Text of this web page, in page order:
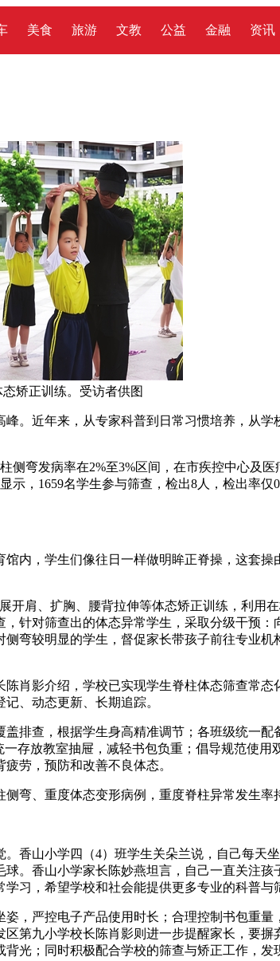
美食 旅游 文教 公益 金融 资讯
矫正训练。受访者供图
。近年来，从专家科普到日常习惯培养，从
侧弯发病率在2%至3%区间，在市疾控中心及
，1659名学生参与筛查，检出8人，检出率
内，学生们像往日一样做明眸正脊操，这套
开肩、扩胸、腰背拉伸等体态矫正训练，利用
针对筛查出的体态异常学生，采取分级干预
弯较明显的学生，督促家长带孩子前往专业
肖影介绍，学校已实现学生脊柱体态筛查常
、动态更新、长期追踪。
排查，根据学生身高精准调节；各班级统一
存放教室抽屉，减轻书包负重；倡导规范使
劳，预防和改善不良体态。
弯、重度体态变形病例，重度脊柱异常发生率
香山小学四（4）班学生关朵兰说，自己每天
。香山小学家长陈妙燕坦言，自己一直关注
习，希望学校和社会能提供更多专业的科普与
，严控电子产品使用时长；合理控制书包重
第九小学校长陈肖影则进一步提醒家长，要
光；同时积极配合学校的筛查与矫正工作，发